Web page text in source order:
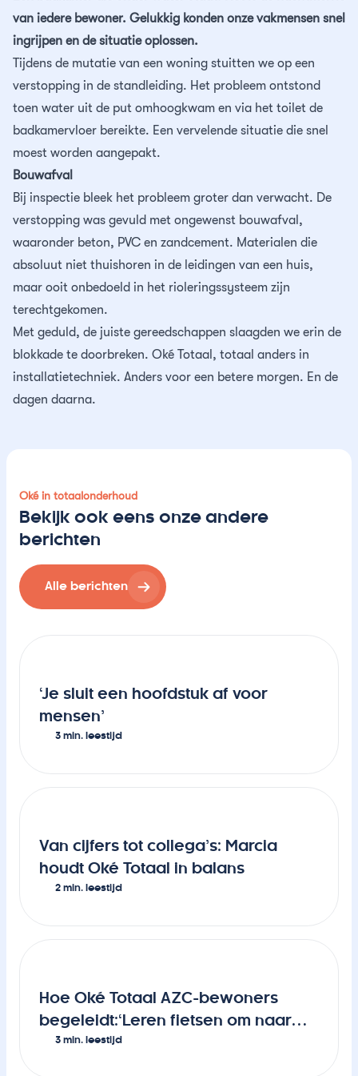
Asbestsanering
Chroom-6
Schimmel verwijderen
Reguliere schoonmaak
Trappenhuisreiniging
Specialistisch reinigen
24/7 storingsdienst
Merkbelofte
van iedere bewoner. Gelukkig konden onze vakmensen snel
ingrijpen en de situatie oplossen.
Tijdens de mutatie van een woning stuitten we op een
verstopping in de standleiding. Het probleem ontstond
toen water uit de put omhoogkwam en via het toilet de
badkamervloer bereikte. Een vervelende situatie die snel
moest worden aangepakt.
Bouwafval
Bij inspectie bleek het probleem groter dan verwacht. De
verstopping was gevuld met ongewenst bouwafval,
waaronder beton, PVC en zandcement. Materialen die
absoluut niet thuishoren in de leidingen van een huis,
maar ooit onbedoeld in het rioleringssysteem zijn
terechtgekomen.
Met geduld, de juiste gereedschappen slaagden we erin de
blokkade te doorbreken. Oké Totaal, totaal anders in
installatietechniek. Anders voor een betere morgen. En de
dagen daarna.
Oké in totaalonderhoud
Bekijk ook eens onze andere
berichten
Alle berichten
‘Je sluit een hoofdstuk af voor
mensen’
3 min. leestijd
Van cijfers tot collega’s: Marcia
houdt Oké Totaal in balans
2 min. leestijd
Hoe Oké Totaal AZC-bewoners
begeleidt:‘Leren fietsen om naar
werk te kunnen’
3 min. leestijd